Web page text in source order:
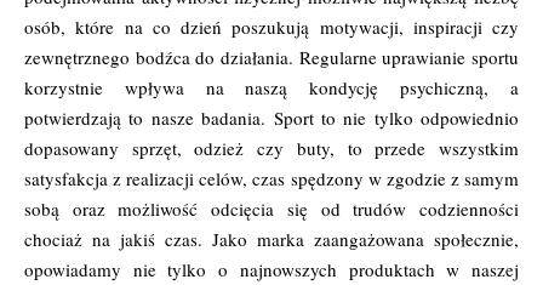
osób, które na co dzień poszukują motywacji, inspiracji czy
zewnętrznego bodźca do działania. Regularne uprawianie sportu
korzystnie wpływa na naszą kondycję psychiczną, a
potwierdzają to nasze badania. Sport to nie tylko odpowiednio
dopasowany sprzęt, odzież czy buty, to przede wszystkim
satysfakcja z realizacji celów, czas spędzony w zgodzie z samym
sobą oraz możliwość odcięcia się od trudów codzienności
chociaż na jakiś czas. Jako marka zaangażowana społecznie,
opowiadamy nie tylko o najnowszych produktach w naszej